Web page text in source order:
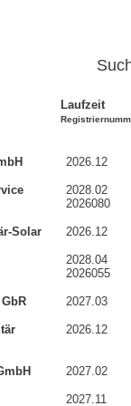
Laufzeit
2026.12
2028.02
2026080
Solar 2026.12
2028.04
2026055
2027.03
2026.12
2027.02
2027.11